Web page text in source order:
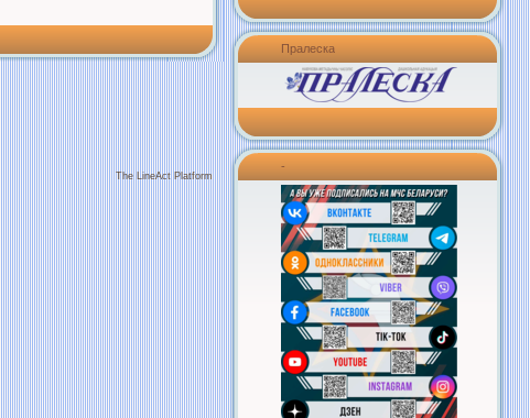
The LineAct Platform
Пралеска
-